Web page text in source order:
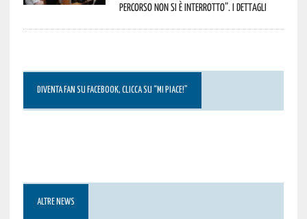
percorso non si è interrotto”. I dettagli
DIVENTA FAN SU FACEBOOK, CLICCA SU “MI PIACE!”
ALTRE NEWS